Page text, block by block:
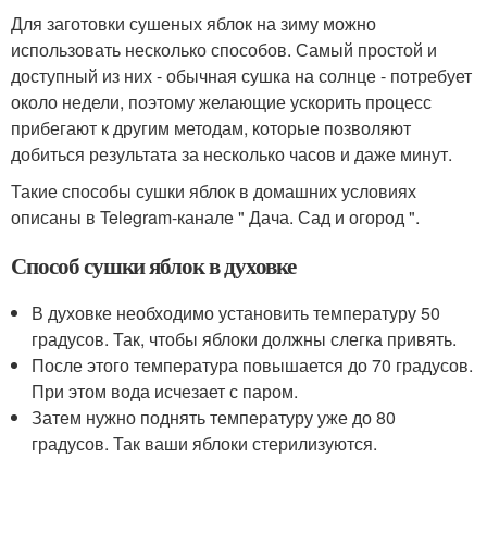
Для заготовки сушеных яблок на зиму можно
использовать несколько способов. Самый простой и
доступный из них - обычная сушка на солнце - потребует
около недели, поэтому желающие ускорить процесс
прибегают к другим методам, которые позволяют
добиться результата за несколько часов и даже минут.
Такие способы сушки яблок в домашних условиях
описаны в Telegram-канале " Дача. Сад и огород ".
Способ сушки яблок в духовке
В духовке необходимо установить температуру 50
градусов. Так, чтобы яблоки должны слегка привять.
После этого температура повышается до 70 градусов.
При этом вода исчезает с паром.
Затем нужно поднять температуру уже до 80
градусов. Так ваши яблоки стерилизуются.